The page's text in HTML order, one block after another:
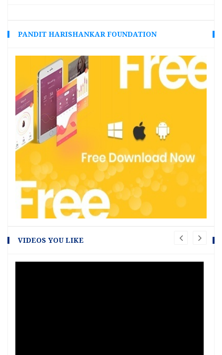
PANDIT HARISHANKAR FOUNDATION
VIDEOS YOU LIKE